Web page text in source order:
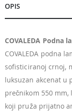
OPIS
COVALEDA Podna
COVALEDA podna
sofisticiranoj crnoj,
luksuzan akcenat u
prečnikom 550
koji pruža prijatno